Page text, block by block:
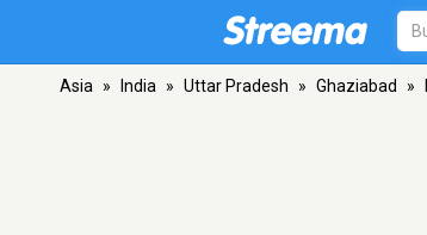
Asia » India » Uttar Pradesh » Ghaziabad »